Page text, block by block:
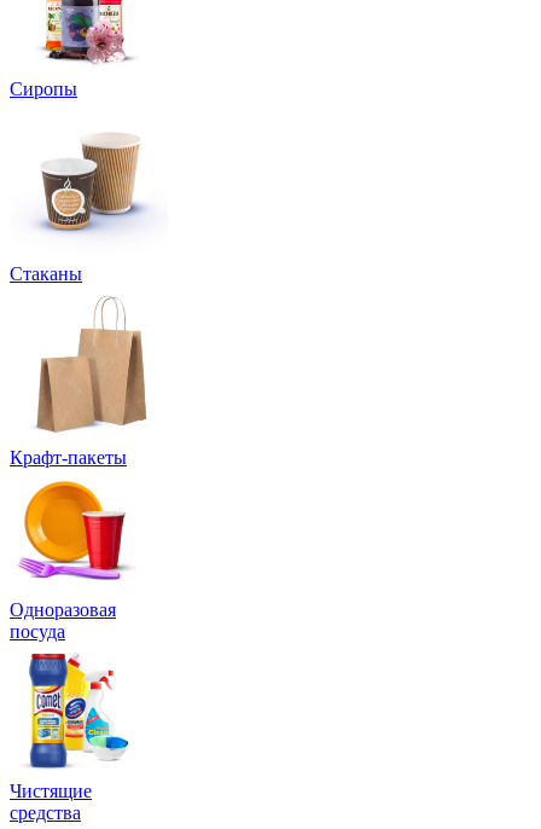
Сиропы
Стаканы
Крафт-пакеты
Одноразовая
посуда
Чистящие
средства